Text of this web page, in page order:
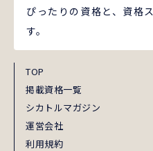
ぴったりの資格と、資格
す。
TOP
掲載資格一覧
シカトルマガジン
運営会社
利用規約